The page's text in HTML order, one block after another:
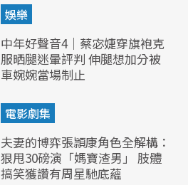
娛樂
中年好聲音4｜蔡宓婕穿旗袍克
服晒腿迷暈評判 伸腿想加分被
車婉婉當場制止
電影劇集
夫妻的博弈張頴康角色全解構：
狠甩30磅演「媽寶渣男」 肢體
搞笑獲讚有周星馳底蘊